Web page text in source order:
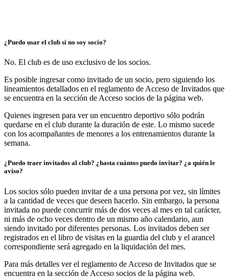
¿Puedo usar el club si no soy socio?
No. El club es de uso exclusivo de los socios.
Es posible ingresar como invitado de un socio, pero siguiendo los
lineamientos detallados en el reglamento de Acceso de Invitados que
se encuentra en la sección de Acceso socios de la página web.
Quienes ingresen para ver un encuentro deportivo sólo podrán
quedarse en el club durante la duración de este. Lo mismo sucede
con los acompañantes de menores a los entrenamientos durante la
semana.
¿Puedo traer invitados al club? ¿hasta cuántos puedo invitar? ¿a quién le
aviso?
Los socios sólo pueden invitar de a una persona por vez, sin límites
a la cantidad de veces que deseen hacerlo. Sin embargo, la persona
invitada no puede concurrir más de dos veces al mes en tal carácter,
ni más de ocho veces dentro de un mismo año calendario, aun
siendo invitado por diferentes personas. Los invitados deben ser
registrados en el libro de visitas en la guardia del club y el arancel
correspondiente será agregado en la liquidación del mes.
Para más detalles ver el reglamento de Acceso de Invitados que se
encuentra en la sección de Acceso socios de la página web.